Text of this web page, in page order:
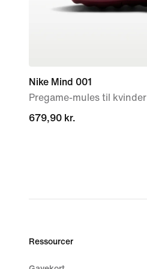
Nike Mind 001
Pregame-mules til kvinder
679,90 kr.
679,90 kr.
Ressourcer